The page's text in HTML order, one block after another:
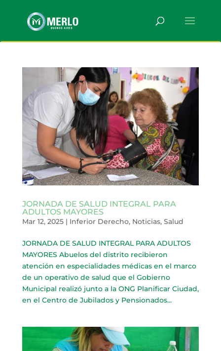
JORNADA DE SALUD INTEGRAL PARA
ADULTOS MAYORES
Mar 12, 2025| Inferior Derecho, Noticias, Salud
JORNADA DE SALUD INTEGRAL PARA ADULTOS
MAYORES Abuelos del distrito recibieron
atención en especialidades médicas en el marco
de un operativo de salud que el Gobierno
Municipal realizó junto a la ONG Planificar Ciudad,
en el Centro de Jubilados y Pensionados...